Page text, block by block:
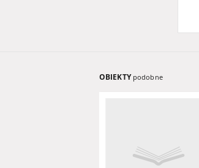
OBIEKTY podobne